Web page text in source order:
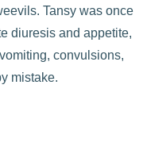
Tansy was once
diuresis and appetite,
convulsions,
mistake.